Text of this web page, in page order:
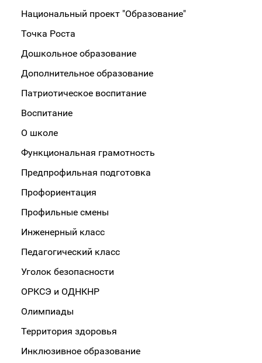
Национальный проект "Образование"
Точка Роста
Дошкольное образование
Дополнительное образование
Патриотическое воспитание
Воспитание
О школе
Функциональная грамотность
Предпрофильная подготовка
Профориентация
Профильные смены
Инженерный класс
Педагогический класс
Уголок безопасности
ОРКСЭ и ОДНКНР
Олимпиады
Территория здоровья
Инклюзивное образование